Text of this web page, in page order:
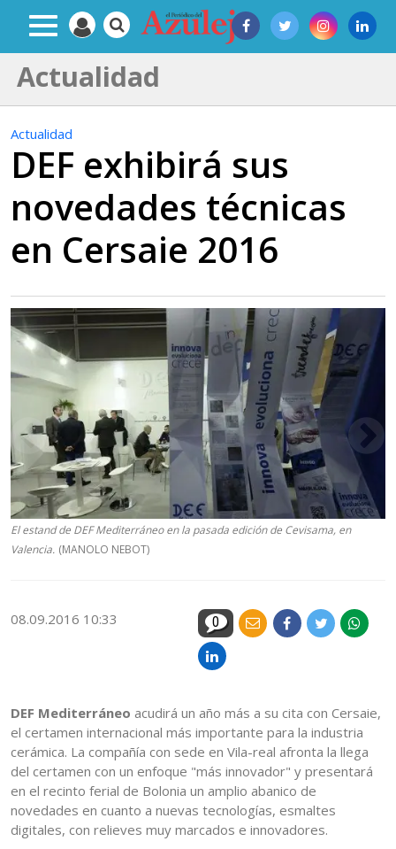
Actualidad
Actualidad
DEF exhibirá sus
novedades técnicas
en Cersaie 2016
El estand de DEF Mediterráneo en la pasada edición de Cevisama, en
Valencia. (MANOLO NEBOT)
08.09.2016 10:33 0
DEF Mediterráneo acudirá un año más a su cita con Cersaie,
el certamen internacional más importante para la industria
cerámica. La compañía con sede en Vila-real afronta la llega
del certamen con un enfoque "más innovador" y presentará
en el recinto ferial de Bolonia un amplio abanico de
novedades en cuanto a nuevas tecnologías, esmaltes
digitales, con relieves muy marcados e innovadores.